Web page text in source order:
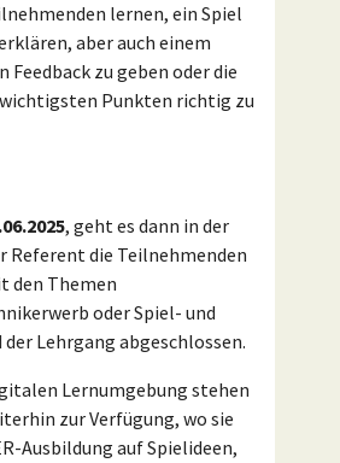
lernen, ein Spiel
aber auch einem
zu geben oder die
Punkten richtig zu
, geht es dann in der
Referent die Teilnehmenden
den Themen
oder Spiel- und
Lehrgang abgeschlossen.
Lernumgebung stehen
zur Verfügung, wo sie
Ausbildung auf Spielideen,